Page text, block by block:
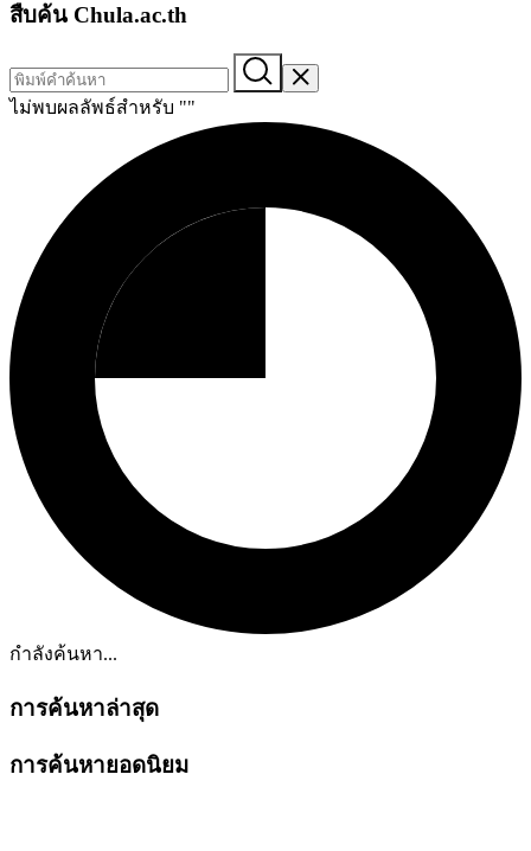
สืบค้น Chula.ac.th
ไม่พบผลลัพธ์สำหรับ ""
กำลังค้นหา...
การค้นหาล่าสุด
การค้นหายอดนิยม